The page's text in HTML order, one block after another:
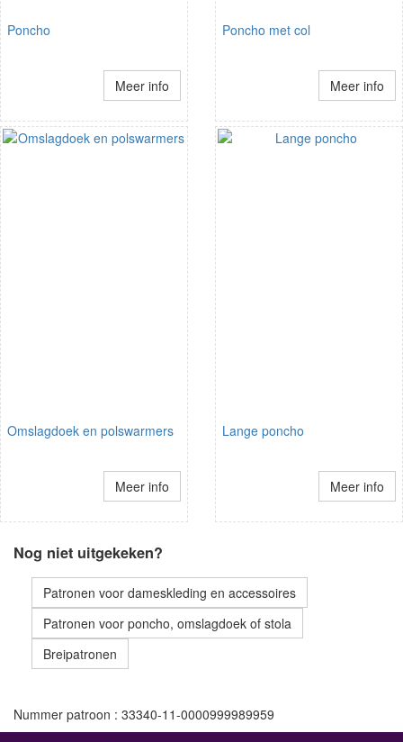
Poncho
Meer info
Poncho met col
Meer info
Omslagdoek en polswarmers
Meer info
Lange poncho
Meer info
Nog niet uitgekeken?
Patronen voor dameskleding en accessoires
Patronen voor poncho, omslagdoek of stola
Breipatronen
Nummer patroon : 33340-11-0000999989959